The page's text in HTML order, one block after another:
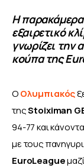
Η
εξαιρετικό
γνωρίζει την
κούπα της
Ο Ολυμπιακός
της Stoiximan
94-77 και
με τους
EuroLeague